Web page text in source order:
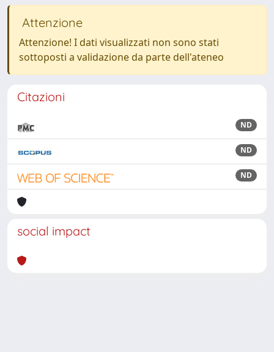
Attenzione
Attenzione! I dati visualizzati non sono stati
sottoposti a validazione da parte dell'ateneo
Citazioni
ND
ND
ND
social impact